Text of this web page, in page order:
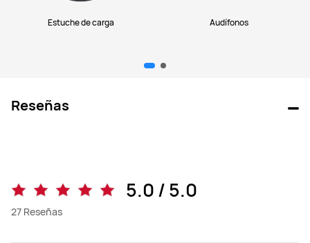
Estuche de carga Audífonos
Reseñas
5.0 / 5.0
27 Reseñas